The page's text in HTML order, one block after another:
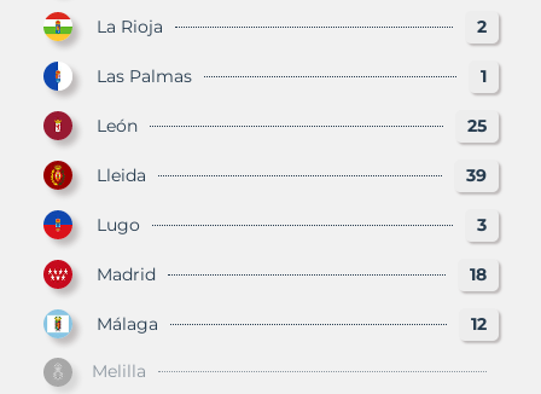
La Rioja 2
Las Palmas 1
León 25
Lleida 39
Lugo 3
Madrid 18
Málaga 12
Melilla